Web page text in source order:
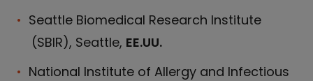
Seattle Biomedical Research Institute
(SBIR), Seattle, EE.UU.
National Institute of Allergy and Infectious